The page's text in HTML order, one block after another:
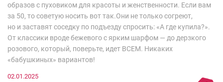
образов с пуховиком для красоты и женственности. Если вам
за 50, то советую носить вот так.Они не только согреют,
но и заставят соседку по подъезду спросить: «А где купила?».
От классики вроде бежевого с ярким шарфом — до дерзкого
розового, который, поверьте, идет ВСЕМ. Никаких
«бабушкиных» вариантов!
02.01.2025